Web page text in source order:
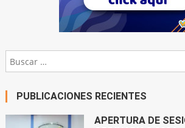
PUBLICACIONES RECIENTES
APERTURA DE